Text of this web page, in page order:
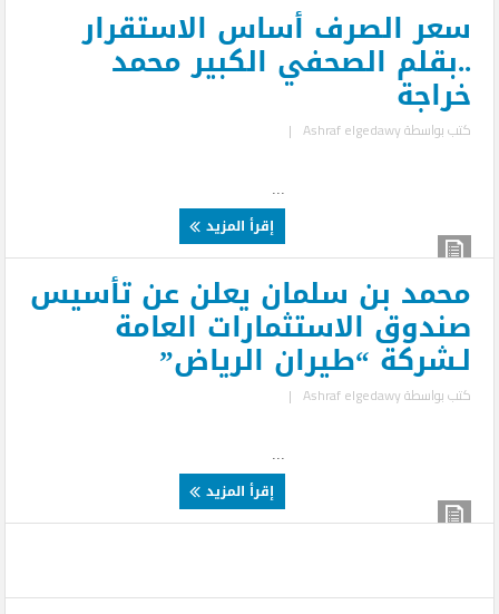
سعر الصرف أساس الاستقرار
..بقلم الصحفي الكبير محمد
خراجة
كتب بواسطةAshraf elgedawy
|
إقرأ المزيد
محمد بن سلمان يعلن عن تأسيس
صندوق الاستثمارات العامة
لـشركة “طيران الرياض”
كتب بواسطةAshraf elgedawy
|
إقرأ المزيد